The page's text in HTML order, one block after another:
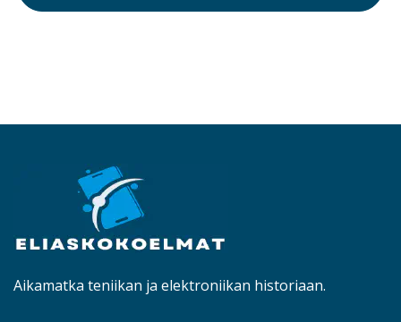
Aikamatka teniikan ja elektroniikan historiaan.